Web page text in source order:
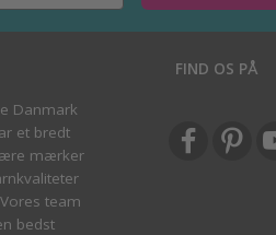
Danmark
et bredt
mærker
team
bedst
FIND OS PÅ